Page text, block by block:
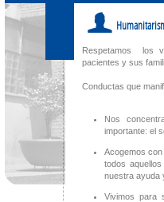
f
Respetamos los
pacientes y sus
Conductas que
Nos
importante: el
Acogemos
todos
nuestra ayuda
Vivimos para